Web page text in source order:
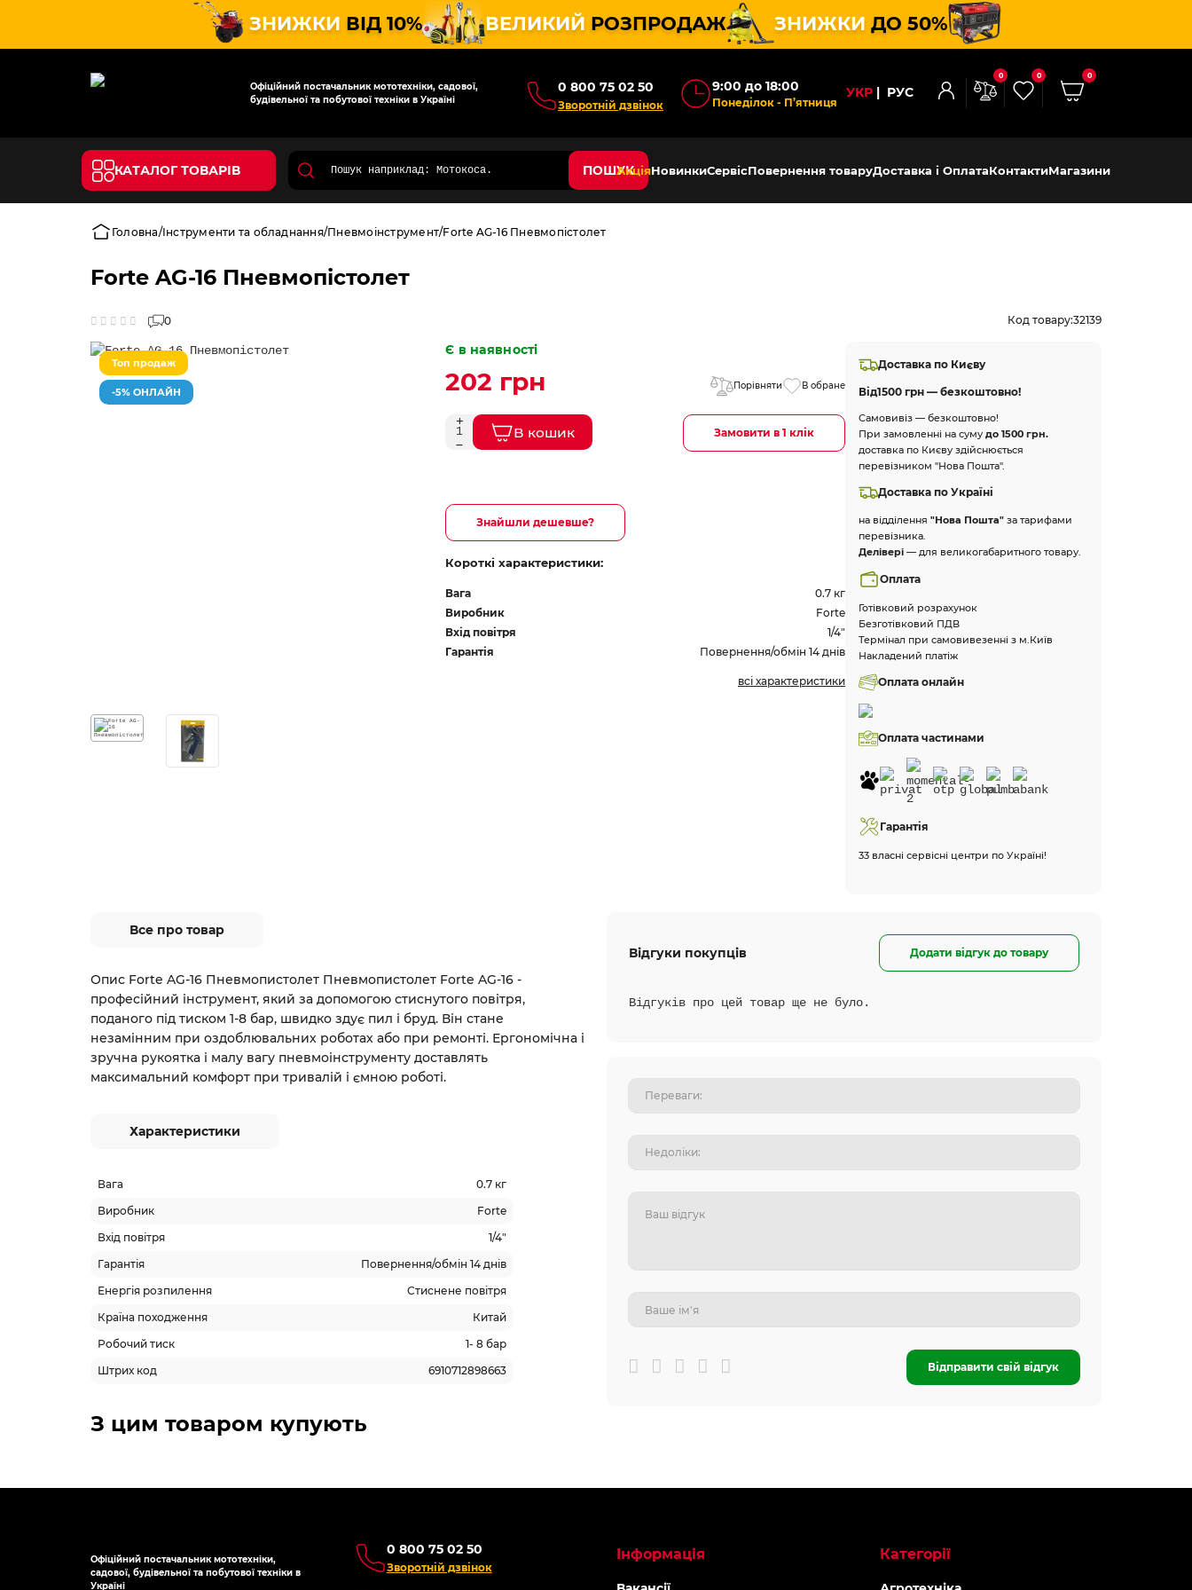
ЗНИЖКИ ВІД 10% ВЕЛИКИЙ РОЗПРОДАЖ ЗНИЖКИ ДО 50%
Офіційний постачальник мототехніки, садової,
будівельної та побутової техніки в Україні
0 800 75 02 50
Зворотній дзвінок
9:00 до 18:00
Понеділок - П’ятниця
УКР РУС
0 0 0
КАТАЛОГ ТОВАРІВ ПОШУКАкціяНовинкиСервісПовернення товаруДоставка і ОплатаКонтактиМагазини
Головна Інструменти та обладнання Пневмоінструмент Forte AG-16 Пневмопістолет
Forte AG-16 Пневмопістолет
0 Код товару:32139
Топ продаж
-5% ОНЛАЙН
Є в наявності
202 грн Порівняти В обране
В кошик Замовити в 1 клік
Знайшли дешевше?
Короткі характеристики:
Вага
0.7 кг
Виробник
Forte
Вхід повітря
1/4"
Гарантія
Повернення/обмін 14 днів
всі характеристики
Доставка по Києву
Від1500 грн — безкоштовно!
Самовивіз — безкоштовно!
При замовленні на суму до 1500 грн.
доставка по Києву здійснюється
перевізником "Нова Пошта".
Доставка по Україні
на відділення "Нова Пошта" за тарифами
перевізника.
Делівері— для великогабаритного товару.
Оплата
Готівковий розрахунок
Безготівковий ПДВ
Термінал при самовивезенні з м.Київ
Накладений платіж
Оплата онлайн
Оплата частинами
Гарантія
33 власні сервісні центри по Україні!
Все про товар
Опис Forte AG-16 Пневмопистолет Пневмопистолет Forte AG-16 -
професійний інструмент, який за допомогою стиснутого повітря,
поданого під тиском 1-8 бар, швидко здує пил і бруд. Він стане
незамінним при оздоблювальних роботах або при ремонті. Ергономічна і
зручна рукоятка і малу вагу пневмоінструменту доставлять
максимальний комфорт при тривалій і ємною роботі.
Характеристики
Вага
0.7 кг
Виробник
Forte
Вхід повітря
1/4"
Гарантія
Повернення/обмін 14 днів
Енергія розпилення
Стиснене повітря
Країна походження
Китай
Робочий тиск
1- 8 бар
Штрих код
6910712898663
Відгуки покупців Додати відгук до товару
Відгуків про цей товар ще не було.
Відправити свій відгук
-5% ОНЛАЙН